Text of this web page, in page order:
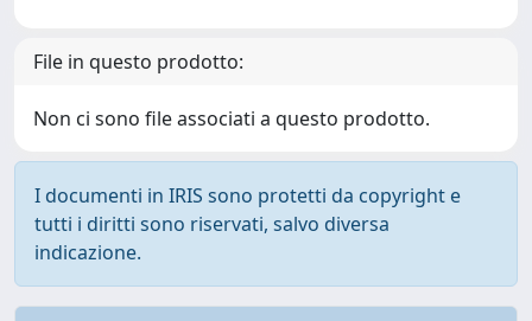
File in questo prodotto:
Non ci sono file associati a questo prodotto.
I documenti in IRIS sono protetti da copyright e
tutti i diritti sono riservati, salvo diversa
indicazione.